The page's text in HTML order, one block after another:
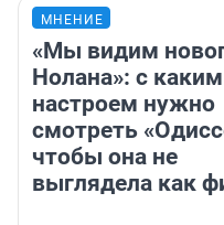
МНЕНИЕ
«Мы видим
Нолана»: с каким
настроем нужно
смотреть
чтобы она не
выглядела как